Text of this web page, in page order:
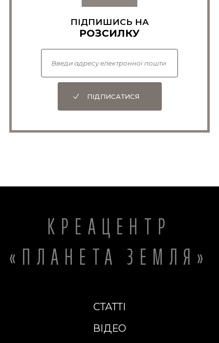
ПІДПИШИСЬ НА
РОЗСИЛКУ
ПІДПИСАТИСЯ
КРЕАЦЕНТР
«ПЛАНЕТА ЗЕМЛЯ»
СТАТТІ
ВІДЕО